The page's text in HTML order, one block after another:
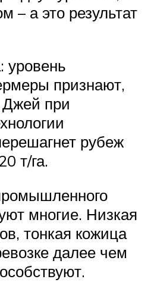
– а это результат
уровень
признают,
Джей при
рубеж
т/га.
многие. Низкая
тонкая кожица
далее чем